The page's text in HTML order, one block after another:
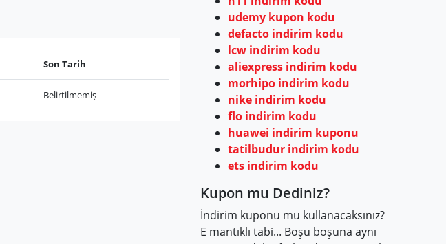
Son Tarih
Belirtilmemiş
udemy kupon kodu
defacto indirim kodu
lcw indirim kodu
aliexpress indirim kodu
morhipo indirim kodu
nike indirim kodu
flo indirim kodu
huawei indirim kuponu
tatilbudur indirim kodu
ets indirim kodu
Kupon mu Dediniz?
İndirim kuponu mu kullanacaksınız?
E mantıklı tabi... Boşu boşuna aynı